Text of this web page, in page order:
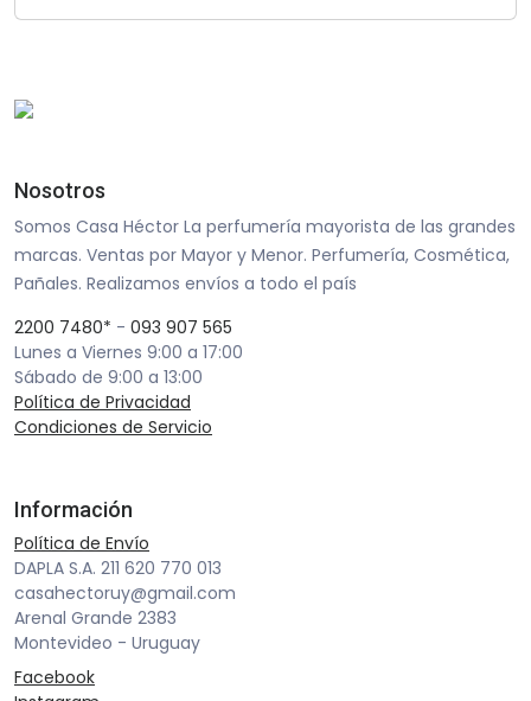
Nosotros
Somos Casa Héctor La perfumería mayorista de las grandes
marcas. Ventas por Mayor y Menor. Perfumería, Cosmética,
Pañales. Realizamos envíos a todo el país
2200 7480* - 093 907 565
Lunes a Viernes 9:00 a 17:00
Sábado de 9:00 a 13:00
Política de Privacidad
Condiciones de Servicio
Información
Política de Envío
DAPLA S.A. 211 620 770 013
casahectoruy@gmail.com
Arenal Grande 2383
Montevideo - Uruguay
Facebook